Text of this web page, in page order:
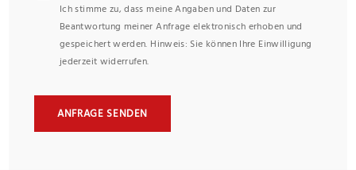
Ich stimme zu, dass meine Angaben und Daten zur
Beantwortung meiner Anfrage elektronisch erhoben und
gespeichert werden. Hinweis: Sie können Ihre Einwilligung
jederzeit widerrufen.
ANFRAGE SENDEN